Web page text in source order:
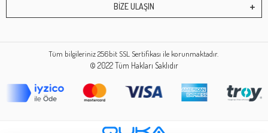
BİZE ULAŞIN
Tüm bilgileriniz 256bit SSL Sertifikası ile korunmaktadır.
© 2022Tüm Hakları Saklıdır